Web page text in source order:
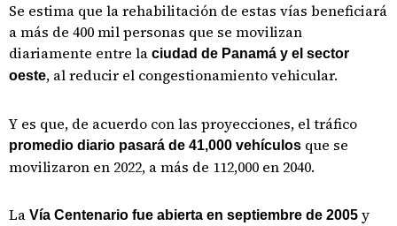
Se estima que la rehabilitación de estas vías beneficiará
a más de 400 mil personas que se movilizan
diariamente entre la ciudad de Panamá y el sector
oeste, al reducir el congestionamiento vehicular.
Y es que, de acuerdo con las proyecciones, el tráfico
promedio diario pasará de 41,000 vehículos que se
movilizaron en 2022, a más de 112,000 en 2040.
La Vía Centenario fue abierta en septiembre de 2005 y